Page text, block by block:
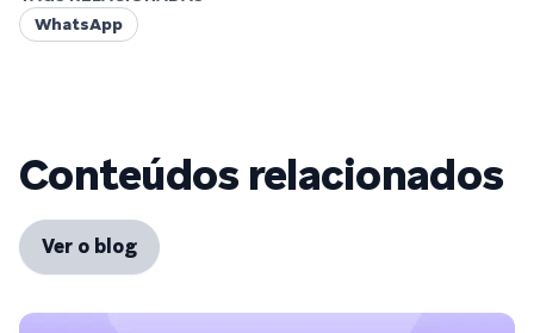
WhatsApp
Conteúdos relacionados
Ver o blog